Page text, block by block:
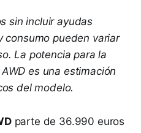
sin incluir ayudas
consumo pueden variar
La potencia para la
es una estimación
del modelo.
parte de 36.990 euros